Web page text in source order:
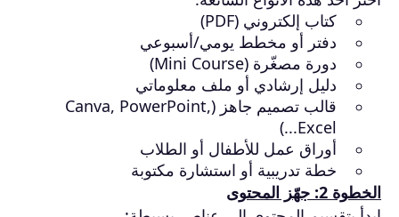
كتاب إلكتروني (PDF)
دفتر أو مخطط يومي/أسبوعي
دورة مصغّرة (Mini Course)
دليل إرشادي أو ملف معلوماتي
قالب تصميم جاهز (Canva, PowerPoint,
Excel...)
أوراق عمل للأطفال أو الطلاب
خطة تدريبية أو استشارة مكتوبة
الخطوة 2: جهّز المحتوى